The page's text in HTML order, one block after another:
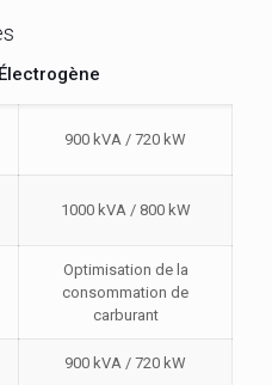
900 kVA / 720 kW
1000 kVA / 800 kW
Optimisation de la
consommation de
carburant
900 kVA / 720 kW